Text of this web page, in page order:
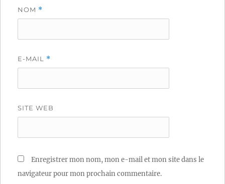
NOM *
E-MAIL *
SITE WEB
Enregistrer mon nom, mon e-mail et mon site dans le
navigateur pour mon prochain commentaire.